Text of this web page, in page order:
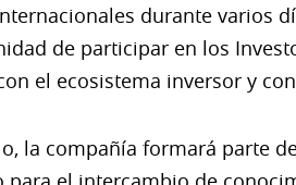
durante varios
de participar en los
el ecosistema inversor y
la compañía formará parte